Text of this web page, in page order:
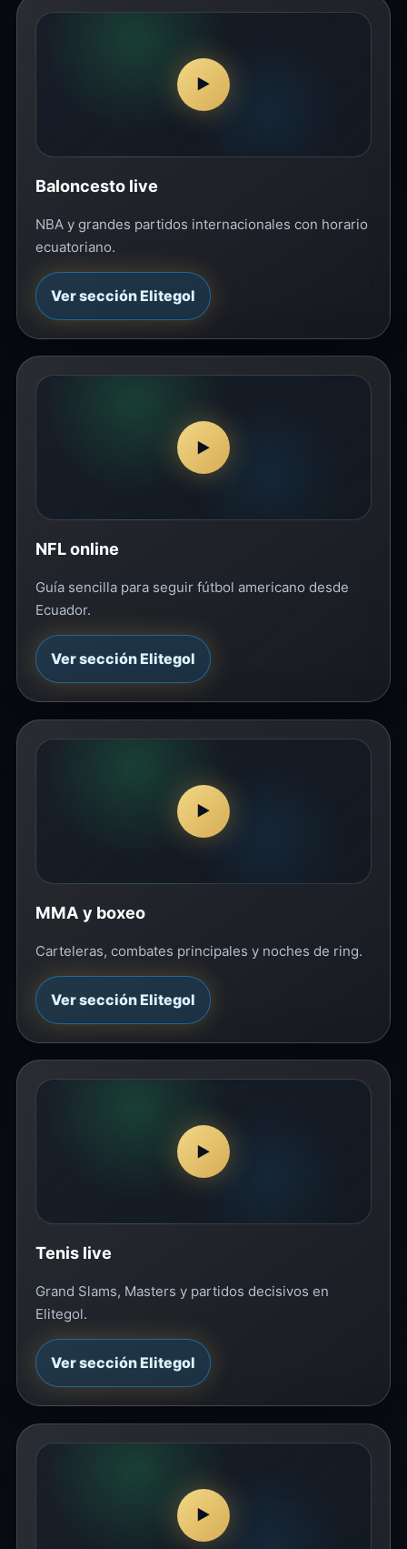
▶
Baloncesto live
NBA y grandes partidos internacionales con horario
ecuatoriano.
Ver sección Elitegol
▶
NFL online
Guía sencilla para seguir fútbol americano desde
Ecuador.
Ver sección Elitegol
▶
MMA y boxeo
Carteleras, combates principales y noches de ring.
Ver sección Elitegol
▶
Tenis live
Grand Slams, Masters y partidos decisivos en
Elitegol.
Ver sección Elitegol
▶